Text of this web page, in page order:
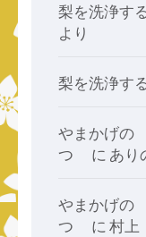
梨を洗浄す
より
梨を洗浄す
やまかげの
つゝ
に あり
やまかげの
つゝ
に村